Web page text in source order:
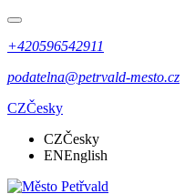
+420596542911
podatelna@petrvald-mesto.cz
CZČesky
CZČesky
ENEnglish